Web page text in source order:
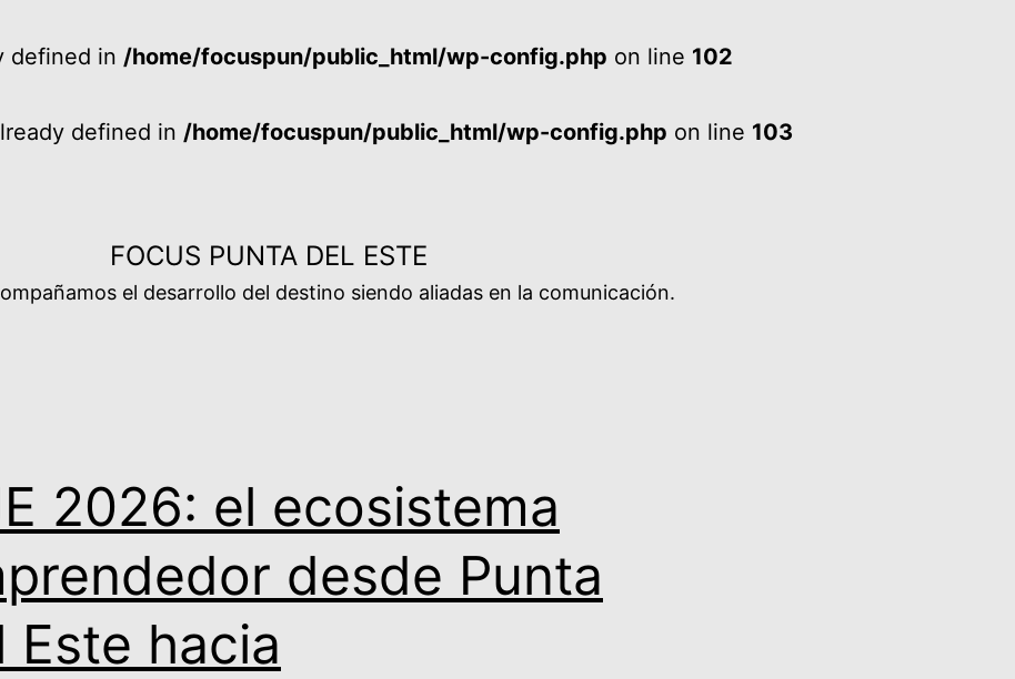
defined in /home/focuspun/public_html/wp-config.php on line 102
defined in /home/focuspun/public_html/wp-config.php on line 103
FOCUS PUNTA DEL ESTE
el desarrollo del destino siendo aliadas en la comunicación.
2026: el ecosistema
desde Punta
Este hacia